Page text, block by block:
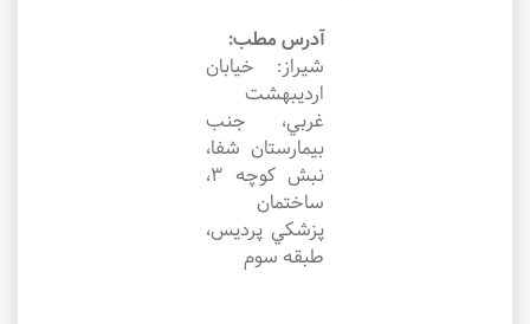
آدرس مطب:
شيراز: خيابان
ارديبهشت
غربي، جنب
بيمارستان شفا،
نبش کوچه ۳،
ساختمان
پزشکي پرديس،
طبقه سوم